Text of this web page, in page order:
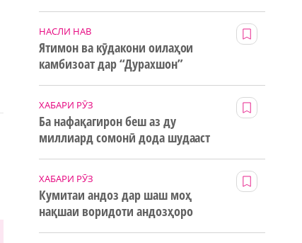
НАСЛИ НАВ
Ятимон ва кӯдакони оилаҳои
камбизоат дар “Дурахшон”
ХАБАРИ РӮЗ
Ба нафақагирон беш аз ду
миллиард сомонӣ дода шудааст
ХАБАРИ РӮЗ
Кумитаи андоз дар шаш моҳ
нақшаи воридоти андозҳоро